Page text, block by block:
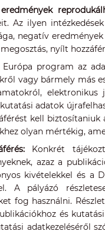
Az ilyen
negatív
nyílt
program az
vagy bármely más
elektronikus
adatok
kell biztosítaniuk
olyan mértékig,
Konkrét
azaz a
kivételekkel és a
A pályázó
fog használni.
és
adatkezeléséről